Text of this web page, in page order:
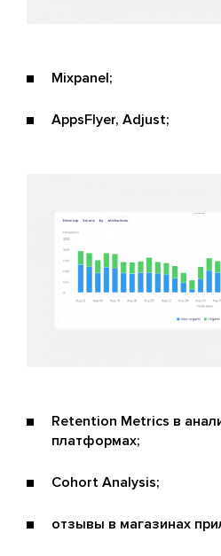
Mixpanel;
AppsFlyer, Adjust;
Retention Metrics в
платформах;
Cohort Analysis;
отзывы в магазинах